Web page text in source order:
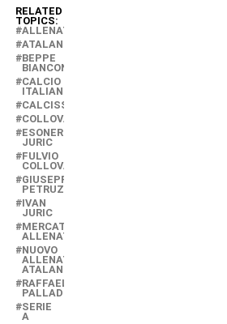
RELATED
TOPICS:
ALLENATORI
ATALANTA
BEPPE
BIANCONERO
CALCIO
ITALIANO
CALCISSIMO
COLLOVATI
ESONERO
JURIC
FULVIO
COLLOVATI
GIUSEPPE
PETRUZZINI
IVAN
JURIC
MERCATO
ALLENATORI
NUOVO
ALLENATORE
ATALANTA
RAFFAELE
PALLADINO
SERIE
A